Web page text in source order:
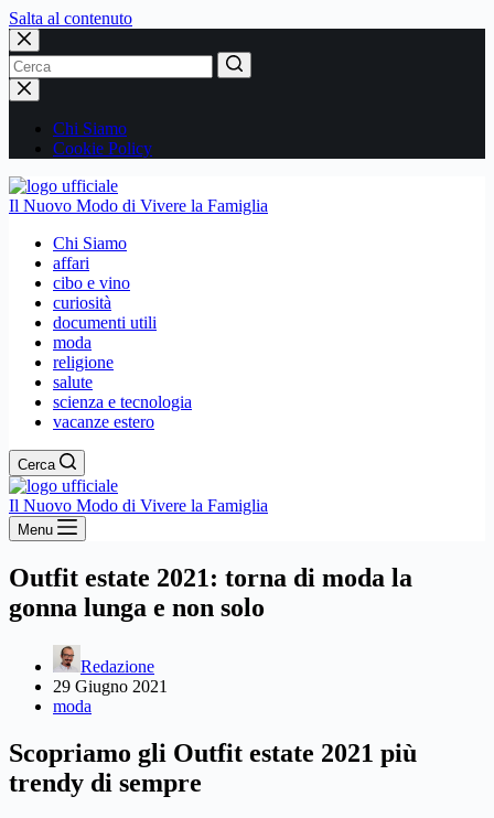
Salta al contenuto
Nessun
risultato
Chi Siamo
Cookie Policy
Il Nuovo Modo di Vivere la Famiglia
Chi Siamo
affari
cibo e vino
curiosità
documenti utili
moda
religione
salute
scienza e tecnologia
vacanze estero
Cerca
Il Nuovo Modo di Vivere la Famiglia
Menu
Outfit estate 2021: torna di moda la
gonna lunga e non solo
Redazione
29 Giugno 2021
moda
Scopriamo gli Outfit estate 2021 più
trendy di sempre